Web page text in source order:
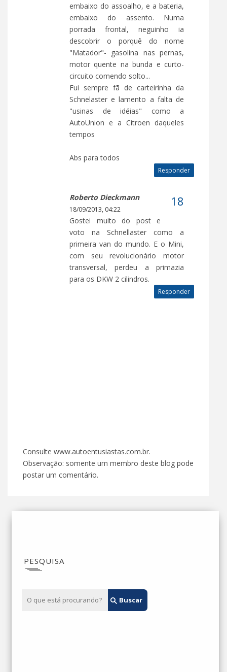
embaixo do assoalho, e a bateria,
embaixo do assento. Numa
porrada frontal, neguinho ia
descobrir o porquê do nome
"Matador"- gasolina nas pernas,
motor quente na bunda e curto-
circuito comendo solto...
Fui sempre fã de carteirinha da
Schnelaster e lamento a falta de
"usinas de idéias" como a
AutoUnion e a Citroen daqueles
tempos
Abs para todos
Responder
Roberto Dieckmann
18/09/2013, 04:22
Gostei muito do post e
voto na Schnellaster como a
primeira van do mundo. E o Mini,
com seu revolucionário motor
transversal, perdeu a primazia
para os DKW 2 cilindros.
Responder
Consulte www.autoentusiastas.com.br.
Observação: somente um membro deste blog pode
postar um comentário.
PESQUISA